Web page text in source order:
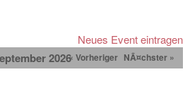
Neues Event eintragen
2026« Vorheriger NÃ¤chster »